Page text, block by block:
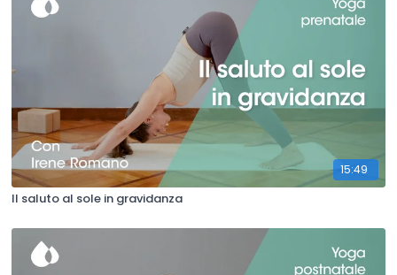
15:49
Il saluto al sole in gravidanza